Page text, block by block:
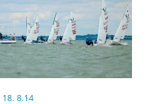
18. 8.14